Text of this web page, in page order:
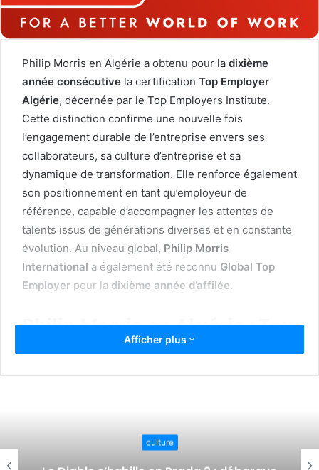
Philip Morris en Algérie a obtenu pour la dixième
année consécutive la certification Top Employer
Algérie, décernée par le Top Employers Institute.
Cette distinction confirme une nouvelle fois
l’engagement durable de l’entreprise envers ses
collaborateurs, sa culture d’entreprise et sa
dynamique de transformation. Elle renforce également
son positionnement en tant qu’employeur de
référence, capable d’accompagner les attentes de
talents issus de générations diverses et en constante
évolution. Au niveau global, Philip Morris
International a également été reconnu Global Top
Employer pour la dixième année d’affilée.
Philip Morris en Algérie : Top
Employer pour l’écoute, la
transparence et
Être certifiés Top Employer pour la
Afficher plus
culture